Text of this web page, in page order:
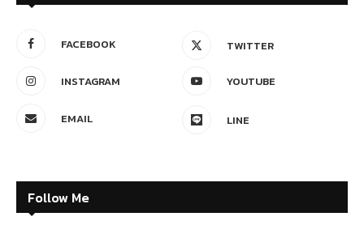
FACEBOOK TWITTER
INSTAGRAM YOUTUBE
EMAIL LINE
Follow Me